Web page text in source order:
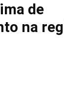
de
na